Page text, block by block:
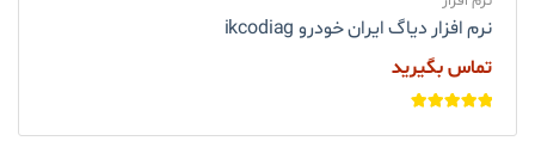
نرم افزار دیاگ ایران خودرو ikcodiag
تماس بگیرید
5